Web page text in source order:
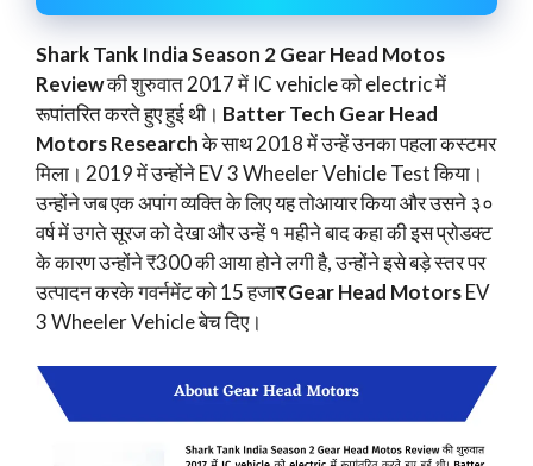
Shark Tank India Season 2 Gear Head Motos
Reviewकी शुरुवात 2017 में IC vehicle को electric में
रूपांतरित करते हुए हुई थी। Batter Tech Gear Head
Motors Researchके साथ 2018 में उन्हें उनका पहला कस्टमर
मिला। 2019 में उन्होंने EV 3 Wheeler Vehicle Test किया।
उन्होंने जब एक अपांग व्यक्ति के लिए यह तोआयार किया और उसने ३०
वर्ष में उगते सूरज को देखा और उन्हें १ महीने बाद कहा की इस प्रोडक्ट
के कारण उन्होंने ₹300 की आया होने लगी है, उन्होंने इसे बड़े स्तर पर
उत्पादन करके गवर्नमेंट को 15 हजार Gear Head MotorsEV
3 Wheeler Vehicle बेच दिए।